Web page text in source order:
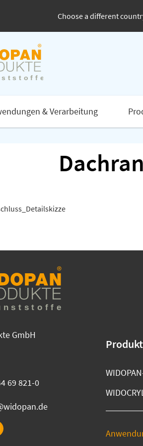
Choose a different
& Verarbeitung
GmbH
69 821-0